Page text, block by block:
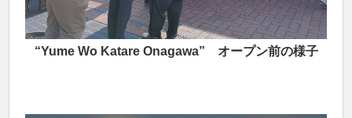
“Yume Wo Katare Onagawa” オープン前の様子